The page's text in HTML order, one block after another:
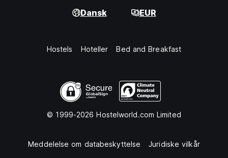
Dansk EUR
Hostels Hoteller Bed and Breakfast
© 1999-2026 Hostelworld.com Limited
Meddelelse om databeskyttelse Juridiske vilkår